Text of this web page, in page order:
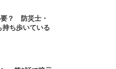
要？ 防災士・
ち歩いている